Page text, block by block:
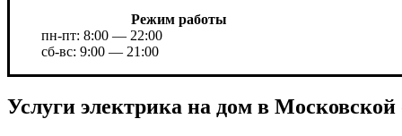
Режим работы
пн-пт: 8:00 — 22:00
сб-вс: 9:00 — 21:00
Услуги электрика на дом в Московской